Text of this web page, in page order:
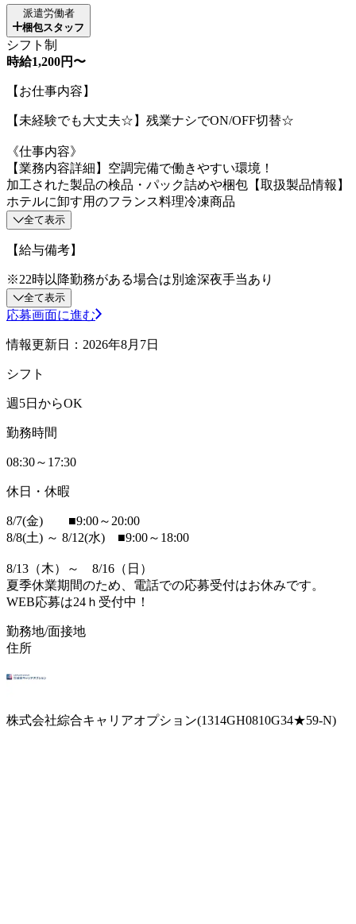
派遣労働者
梱包スタッフ
シフト制
時給1,200円〜
【お仕事内容】
【未経験でも大丈夫☆】残業ナシでON/OFF切替☆
《仕事内容》
【業務内容詳細】空調完備で働きやすい環境！
加工された製品の検品・パック詰めや梱包【取扱製品情報】
ホテルに卸す用のフランス料理冷凍商品
全て表示
【給与備考】
※22時以降勤務がある場合は別途深夜手当あり
全て表示
応募画面に進む
情報更新日：2026年8月7日
シフト
週5日からOK
勤務時間
08:30～17:30
休日・休暇
8/7(金) ■9:00～20:00
8/8(土) ～ 8/12(水) ■9:00～18:00
8/13（木）～ 8/16（日）
夏季休業期間のため、電話での応募受付はお休みです。
WEB応募は24ｈ受付中！
勤務地/面接地
住所
株式会社綜合キャリアオプション(1314GH0810G34★59-N)